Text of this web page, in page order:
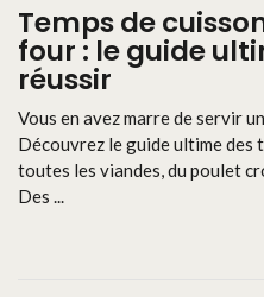
Temps de
four : le guide
réussir
Vous en avez marre de servir
Découvrez le guide ultime des
toutes les viandes, du poulet
Des ...